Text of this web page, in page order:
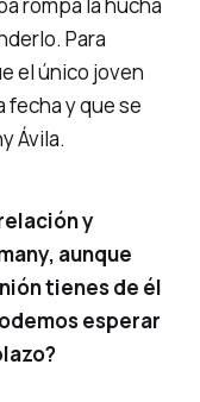
Para
el único joven
fecha y que se
Ávila.
y
aunque
tienes de él
esperar